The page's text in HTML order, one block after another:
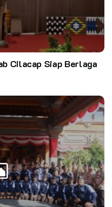
!!!,” tulisannya. (SD)
Cilacap Siap Berlaga